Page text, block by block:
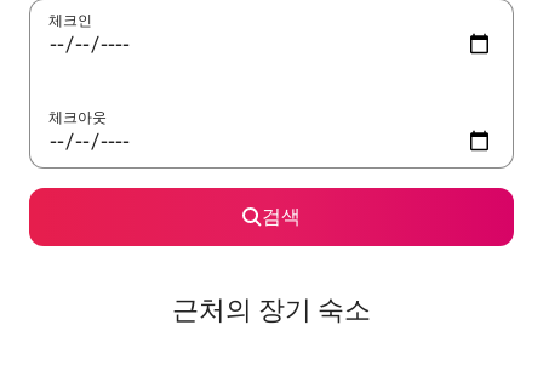
체크인
체크아웃
검색
근처의 장기 숙소